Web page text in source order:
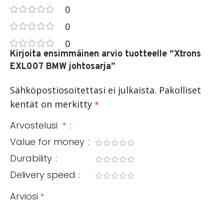
0
0
0
Kirjoita ensimmäinen arvio tuotteelle “Xtrons
EXL007 BMW johtosarja”
Sähköpostiosoitettasi ei julkaista. Pakolliset
kentät on merkitty *
Arvostelusi *
Value for money
Durability
Delivery speed
Arviosi *